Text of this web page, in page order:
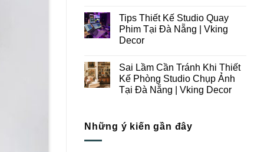
Vking
Decor
Kế
Thi
Công
Trọn
Quay
Phim
Tại
Đà
Nẵng
bình
luận
ở
Những
Khi
Thiết
Kế
Thi
Công
Trường
Tại
Tips Thiết Kế Studio Quay
Phim Tại Đà Nẵng | Vking
Decor
bình
luận
ở
Tips
Quay
Phim
Sai Lầm Cần Tránh Khi Thiết
Kế Phòng Studio Chụp Ảnh
Tại Đà Nẵng | Vking Decor
luận
ở
Những ý kiến gần đây